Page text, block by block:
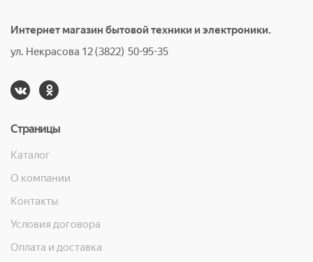
Интернет магазин бытовой техники и электроники.
ул. Некрасова 12 (3822) 50-95-35
Страницы
Каталог
О компании
Контакты
Условия договора
Оплата и доставка